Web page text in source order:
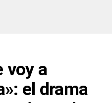
voy a
el drama